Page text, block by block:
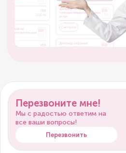
Перезвоните мне!
Мы с радостью ответим на
все ваши вопросы!
Перезвонить